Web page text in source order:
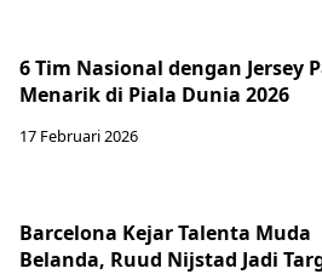
6 Tim Nasional dengan Jersey
Menarik di Piala Dunia 2026
17 Februari 2026
Barcelona Kejar Talenta Muda
Belanda, Ruud Nijstad Jadi